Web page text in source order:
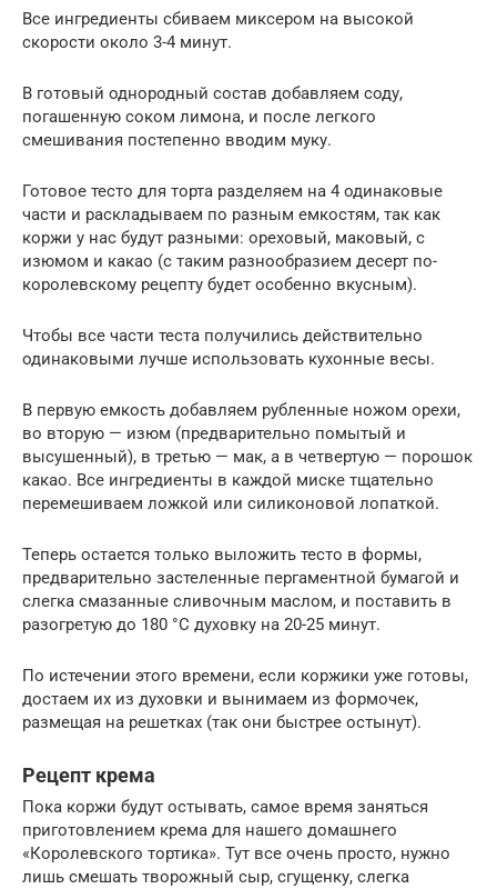
Все ингредиенты сбиваем миксером на высокой
скорости около 3-4 минут.
В готовый однородный состав добавляем соду,
погашенную соком лимона, и после легкого
смешивания постепенно вводим муку.
Готовое тесто для торта разделяем на 4 одинаковые
части и раскладываем по разным емкостям, так как
коржи у нас будут разными: ореховый, маковый, с
изюмом и какао (с таким разнообразием десерт по-
королевскому рецепту будет особенно вкусным).
Чтобы все части теста получились действительно
одинаковыми лучше использовать кухонные весы.
В первую емкость добавляем рубленные ножом орехи,
во вторую — изюм (предварительно помытый и
высушенный), в третью — мак, а в четвертую — порошок
какао. Все ингредиенты в каждой миске тщательно
перемешиваем ложкой или силиконовой лопаткой.
Теперь остается только выложить тесто в формы,
предварительно застеленные пергаментной бумагой и
слегка смазанные сливочным маслом, и поставить в
разогретую до 180 °C духовку на 20-25 минут.
По истечении этого времени, если коржики уже готовы,
достаем их из духовки и вынимаем из формочек,
размещая на решетках (так они быстрее остынут).
Рецепт крема
Пока коржи будут остывать, самое время заняться
приготовлением крема для нашего домашнего
«Королевского тортика». Тут все очень просто, нужно
лишь смешать творожный сыр, сгущенку, слегка